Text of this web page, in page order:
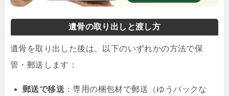
遺骨の取り出しと渡し方
遺骨を取り出した後は、以下のいずれかの方法で保
管・郵送します：
郵送で移送 ：専用の梱包材で郵送（ゆうパックな